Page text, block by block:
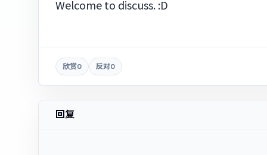
Welcome to discuss. :D
欣赏0 反对0
回复